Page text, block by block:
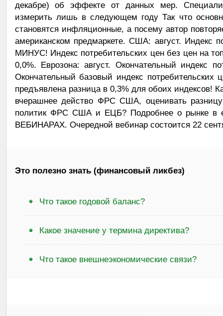
декабре) об эффекте от данных мер.
измерить лишь в следующем году Так что
становятся инфляционные, а посему автор
американском предмаркете. США: август. Индекс
МИНУС! Индекс потребительских цен без цен на
0,0%. Еврозона: август. Окончательный индекс
Окончательный базовый индекс
предъявлена разница в 0,3% для обоих индексов!
вчерашнее действо ФРС США, оценивать разницу
политик ФРС США и ЕЦБ? Подробнее о рынке в
ВЕБИНАРАХ. Очередной вебинар состоится 22
Это полезно знать (финансовый ликбез)
Что такое годовой баланс?
Какое значение у термина директива?
Что такое внешнеэкономические связи?